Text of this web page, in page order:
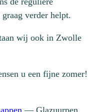
verder helpt.
wij ook in Zwolle
u een fijne zomer!
— Glazuurpen